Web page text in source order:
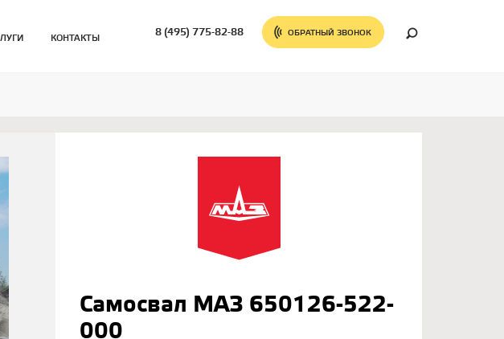
КОНТАКТЫ 8 (495) 775-82-88 ОБРАТНЫЙ ЗВОНОК
Самосвал МАЗ 650126-522-
000